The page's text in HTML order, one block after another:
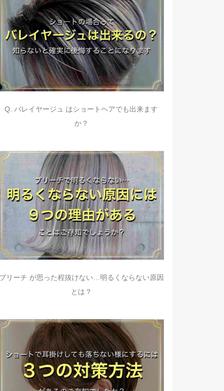
Q. バレイヤージュ はショートヘアでも出来ます
か？
ブリーチ が思った程抜けない…明るくならない原因
とは？